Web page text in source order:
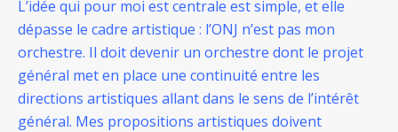
L’idée qui pour moi est centrale est simple, et elle
dépasse le cadre artistique : l’ONJ n’est pas mon
orchestre. Il doit devenir un orchestre dont le projet
général met en place une continuité entre les
directions artistiques allant dans le sens de l’intérêt
général. Mes propositions artistiques doivent